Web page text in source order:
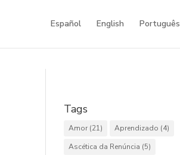
Español English Português
Tags
Amor (21) Aprendizado (4)
Ascética da Renúncia (5)